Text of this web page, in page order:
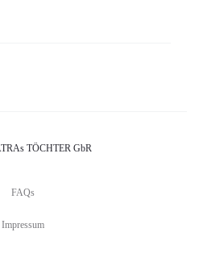
TÖCHTER GbR
FAQs
Impressum